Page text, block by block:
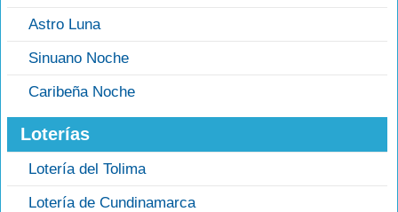
Astro Luna
Sinuano Noche
Caribeña Noche
Loterías
Lotería del Tolima
Lotería de Cundinamarca